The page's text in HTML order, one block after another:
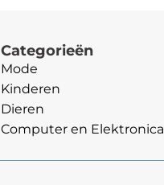
Categorieën
Mode
Kinderen
Dieren
Computer en Elektronica